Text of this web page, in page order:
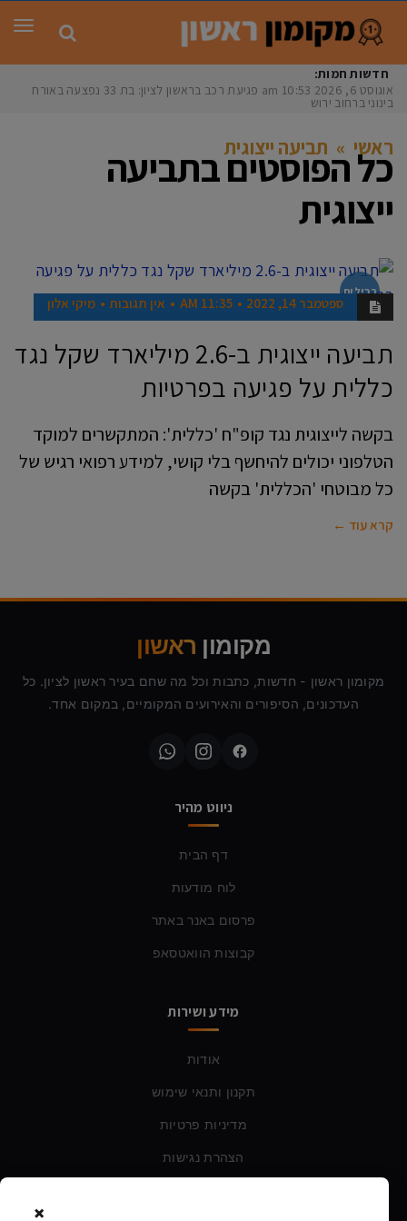
חדשות חמות:
אוגוסט 6, 2026
10:53 am פגיעת רכב בראשון לציון: בת 33 נפצעה באורח
בינוני ברחוב ירושל
ראשי » תביעה ייצוגית
כל הפוסטים בתביעה
ייצוגית
רכילות
ספטמבר 14, 2022 11:35 AM אין תגובות מיקי אלון
תביעה ייצוגית ב-2.6 מיליארד שקל נגד
כללית על פגיעה בפרטיות
בקשה לייצוגית נגד קופ"ח 'כללית': המתקשרים למוקד
הטלפוני יכולים להיחשף בלי קושי, למידע רפואי רגיש של
כל מבוטחי 'הכללית' בקשה
קרא עוד ←
מקומון ראשון
מקומון ראשון - חדשות, כתבות וכל מה שחם בעיר ראשון לציון. כל
העדכונים, הסיפורים והאירועים המקומיים, במקום אחד.
ניווט מהיר
דף הבית
לוח מודעות
פרסום באנר באתר
קבוצות הוואטסאפ
מידע ושירות
אודות
תקנון ותנאי שימוש
מדיניות פרטיות
הצהרת נגישות
×